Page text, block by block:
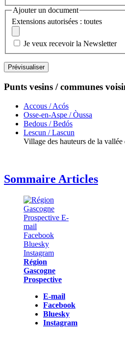
Ajouter un document
Extensions autorisées : toutes
Je veux recevoir la Newsletter
Punts vesins / communes
Accous / Acós
Osse-en-Aspe / Òussa
Bedous / Bedós
Lescun / Lascun
Village des hauteurs de la
Sommaire Articles
Région
Gascogne
Prospective
E-mail
Facebook
Bluesky
Instagram